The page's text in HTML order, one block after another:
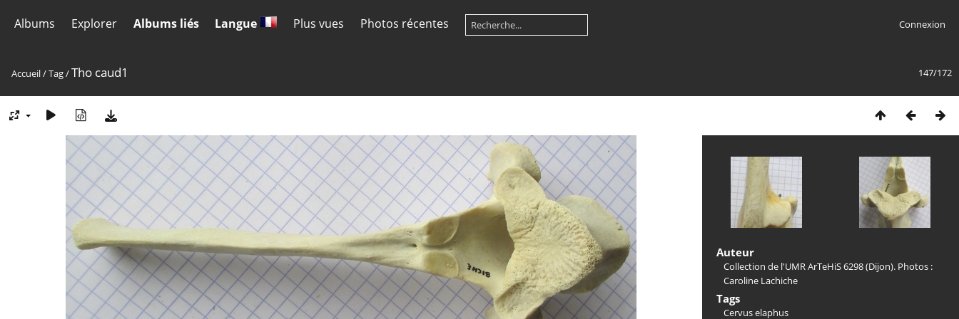
Albums Explorer Albums liés Langue Plus vues Photos récentes Connexion
147/172
Accueil/Tag/Tho caud1
Auteur
Collection de l'UMR ArTeHiS 6298 (Dijon). Photos :
Caroline Lachiche
Tags
Cervus elaphus